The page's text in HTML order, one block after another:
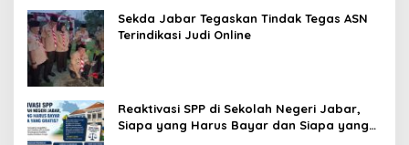
Sekda Jabar Tegaskan Tindak Tegas ASN
Terindikasi Judi Online
Reaktivasi SPP di Sekolah Negeri Jabar,
Siapa yang Harus Bayar dan Siapa yang